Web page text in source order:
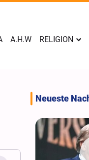
A.H.W RELIGION
Neueste